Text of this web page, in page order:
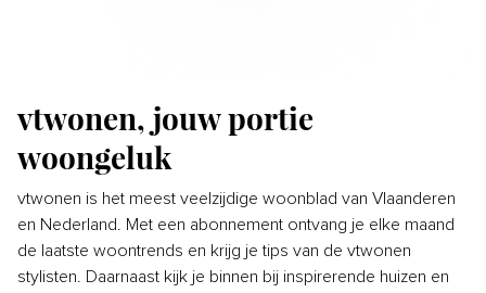
vtwonen, jouw portie
woongeluk
vtwonen is het meest veelzijdige woonblad van Vlaanderen
en Nederland. Met een abonnement ontvang je elke maand
de laatste woontrends en krijg je tips van de vtwonen
stylisten. Daarnaast kijk je binnen bij inspirerende huizen en